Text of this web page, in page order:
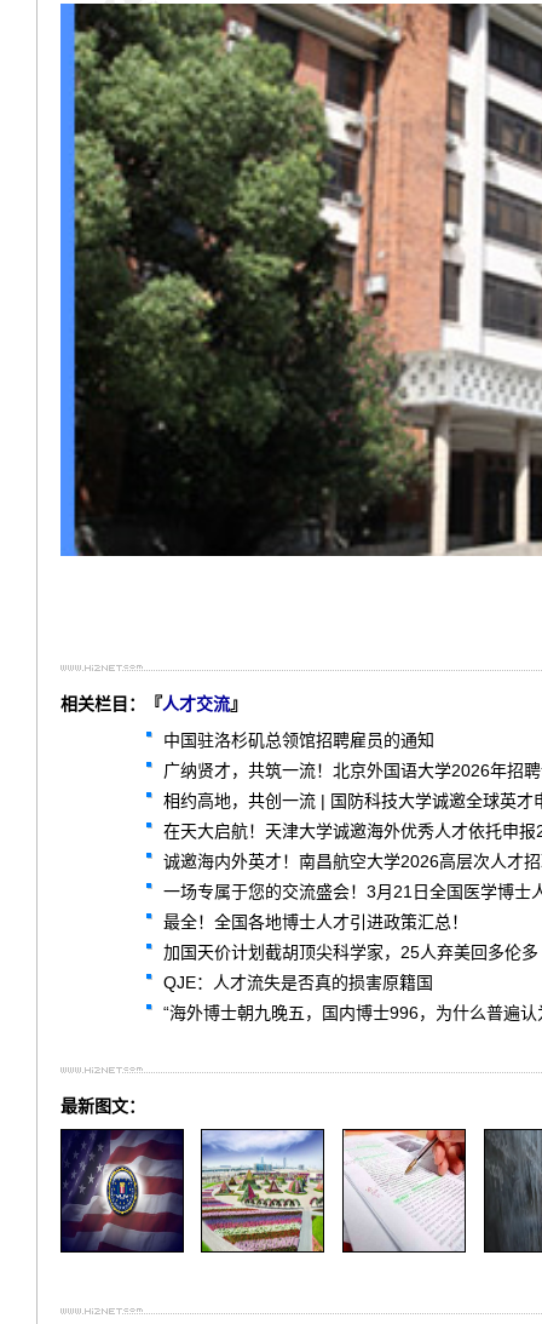
相关栏目：『人才交流』
中国驻洛杉矶总领馆招聘雇员的通知
广纳贤才，共筑一流！北京外国语大学2026年招
相约高地，共创一流 | 国防科技大学诚邀全球英才
在天大启航！天津大学诚邀海外优秀人才依托申
诚邀海内外英才！南昌航空大学2026高层次人才
一场专属于您的交流盛会！3月21日全国医学博士
最全！全国各地博士人才引进政策汇总！
加国天价计划截胡顶尖科学家，25人弃美回多伦多
QJE：人才流失是否真的损害原籍国
“海外博士朝九晚五，国内博士996，为什么普遍
最新图文：